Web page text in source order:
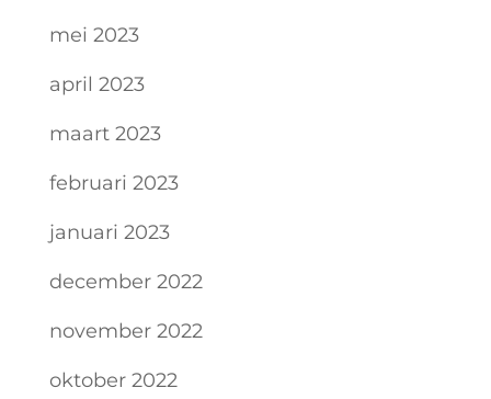
mei 2023
april 2023
maart 2023
februari 2023
januari 2023
december 2022
november 2022
oktober 2022